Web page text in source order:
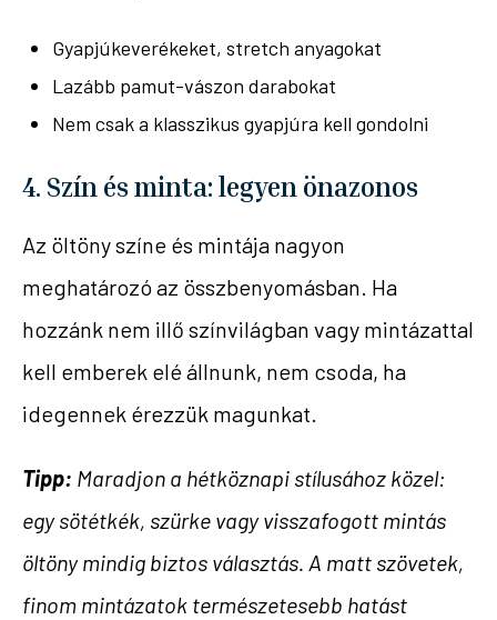
Gyapjúkeverékeket, stretch anyagokat
Lazább pamut-vászon darabokat
Nem csak a klasszikus gyapjúra kell gondolni
4. Szín és minta: legyen önazonos
Az öltöny színe és mintája nagyon
meghatározó az összbenyomásban. Ha
hozzánk nem illő színvilágban vagy mintázattal
kell emberek elé állnunk, nem csoda, ha
idegennek érezzük magunkat.
Tipp: Maradjon a hétköznapi stílusához közel:
egy sötétkék, szürke vagy visszafogott mintás
öltöny mindig biztos választás. A matt szövetek,
finom mintázatok természetesebb hatást